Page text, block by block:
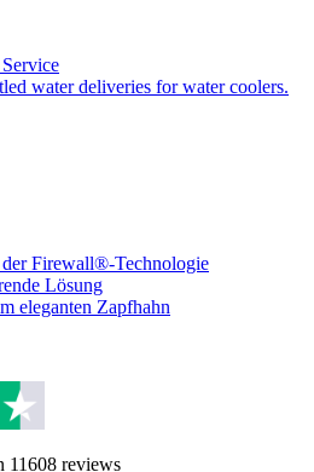
water deliveries for water coolers.
Firewall®-Technologie
Lösung
eleganten Zapfhahn
11608 reviews